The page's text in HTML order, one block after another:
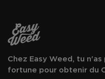
Chez Easy Weed, tu
fortune pour obtenir du